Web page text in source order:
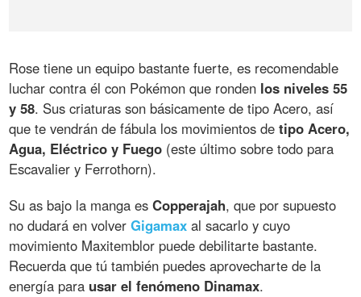
Rose tiene un equipo bastante fuerte, es recomendable
luchar contra él con Pokémon que ronden los niveles 55
y 58. Sus criaturas son básicamente de tipo Acero, así
que te vendrán de fábula los movimientos detipo Acero,
Agua, Eléctrico y Fuego (este último sobre todo para
Escavalier y Ferrothorn).
Su as bajo la manga esCopperajah, que por supuesto
no dudará en volverGigamax al sacarlo y cuyo
movimiento Maxitemblor puede debilitarte bastante.
Recuerda que tú también puedes aprovecharte de la
energía para usar el fenómeno Dinamax.